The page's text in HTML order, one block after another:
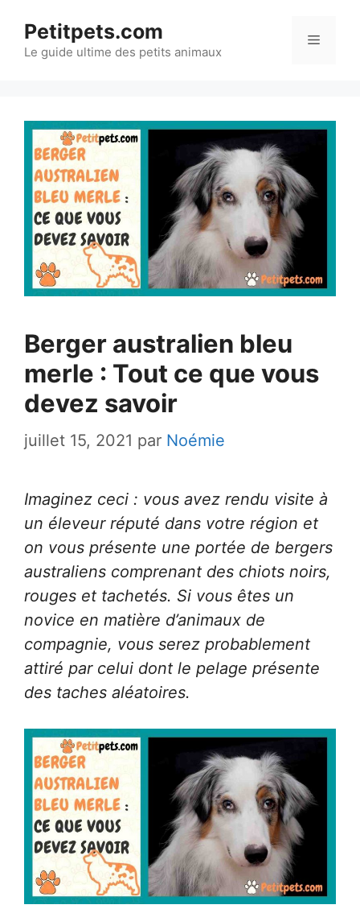
contenu
Petitpets.com
Le guide ultime des petits animaux
Menu
Berger australien bleu
merle : Tout ce que vous
devez savoir
juillet 15, 2021 par Noémie
Imaginez ceci : vous avez rendu visite à
un éleveur réputé dans votre région et
on vous présente une portée de bergers
australiens comprenant des chiots noirs,
rouges et tachetés. Si vous êtes un
novice en matière d’animaux de
compagnie, vous serez probablement
attiré par celui dont le pelage présente
des taches aléatoires.